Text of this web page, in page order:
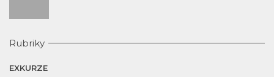
Rubriky
EXKURZE